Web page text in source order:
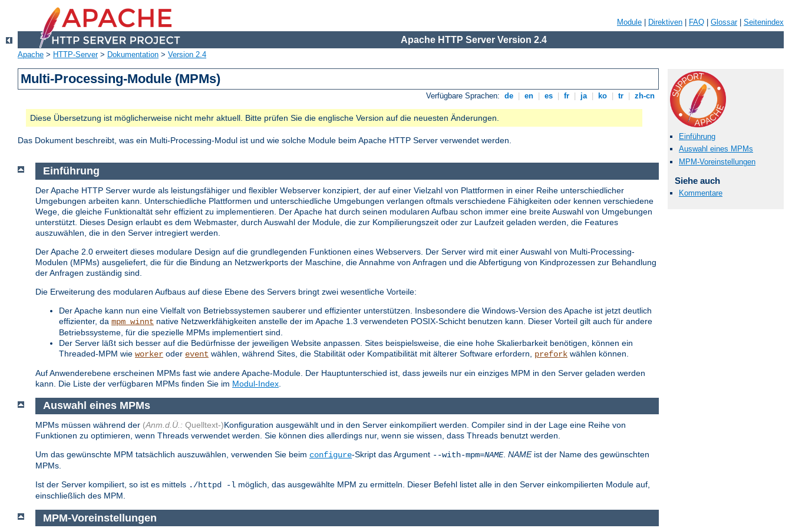
Module Direktiven FAQ Glossar| Seitenindex
Apache HTTP Server Version 2.4
Apache > HTTP-Server> Dokumentation > Version 2.4
Multi-Processing-Module (MPMs)
Verfügbare Sprachen: de en es fr ja ko tr zh-cn
Diese Übersetzung ist möglicherweise nicht mehr aktuell. Bitte prüfen Sie die englische Version auf die neuesten Änderungen.
Das Dokument beschreibt, was ein Multi-Processing-Modul ist und wie solche Module beim Apache HTTP Server verwendet werden.
Einführung
Auswahl eines MPMs
MPM-Voreinstellungen
Siehe auch
Kommentare
Einführung
Der Apache HTTP Server wurde als leistungsfähiger und flexibler Webserver konzipiert, der auf einer Vielzahl von Plattformen in einer Reihe unterschiedlicher
Umgebungen arbeiten kann. Unterschiedliche Plattformen und unterschiedliche Umgebungen verlangen oftmals verschiedene Fähigkeiten oder kennen verschiedene
Wege, die gleiche Funktionaltät sehr effizient zu implementieren. Der Apache hat durch seinen modularen Aufbau schon immer eine breite Auswahl von Umgebungen
unterstützt. Dieses Design erlaubt es dem Webmaster, durch Auswahl der Module, die zur Kompilierungszeit oder zur Laufzeit geladen werden, die Features
auszuwählen, die in den Server intregiert werden.
Der Apache 2.0 erweitert dieses modulare Design auf die grundlegenden Funktionen eines Webservers. Der Server wird mit einer Auswahl von Multi-Processing-
Modulen (MPMs) ausgeliefert, die für die Bindung an Netzwerkports der Maschine, die Annahme von Anfragen und die Abfertigung von Kindprozessen zur Behandlung
der Anfragen zuständig sind.
Die Erweiterung des modularen Aufbaus auf diese Ebene des Servers bringt zwei wesentliche Vorteile:
Der Apache kann nun eine Vielfalt von Betriebssystemen sauberer und effizienter unterstützen. Insbesondere die Windows-Version des Apache ist jetzt deutlich
effizienter, da mpm_winnt native Netzwerkfähigkeiten anstelle der im Apache 1.3 verwendeten POSIX-Schicht benutzen kann. Dieser Vorteil gilt auch für andere
Betriebssysteme, für die spezielle MPMs implementiert sind.
Der Server läßt sich besser auf die Bedürfnisse der jeweiligen Website anpassen. Sites beispielsweise, die eine hohe Skalierbarkeit benötigen, können ein
Threaded-MPM wie worker oder event wählen, während Sites, die Stabilität oder Kompatibilität mit älterer Software erfordern, prefork wählen können.
Auf Anwenderebene erscheinen MPMs fast wie andere Apache-Module. Der Hauptunterschied ist, dass jeweils nur ein einziges MPM in den Server geladen werden
kann. Die Liste der verfügbaren MPMs finden Sie im Modul-Index
Auswahl eines MPMs
MPMs müssen während der (Anm.d.Ü.: Quelltext-)Konfiguration ausgewählt und in den Server einkompiliert werden. Compiler sind in der Lage eine Reihe von
Funktionen zu optimieren, wenn Threads verwendet werden. Sie können dies allerdings nur, wenn sie wissen, dass Threads benutzt werden.
Um das gewünschte MPM tatsächlich auszuwählen, verwenden Sie beim configure-Skript das Argument --with-mpm=NAME. NAMEist der Name des gewünschten
MPMs.
Ist der Server kompiliert, so ist es mittels ./httpd -l möglich, das ausgewählte MPM zu ermitteln. Dieser Befehl listet alle in den Server einkompilierten Module auf,
einschließlich des MPM.
MPM-Voreinstellungen